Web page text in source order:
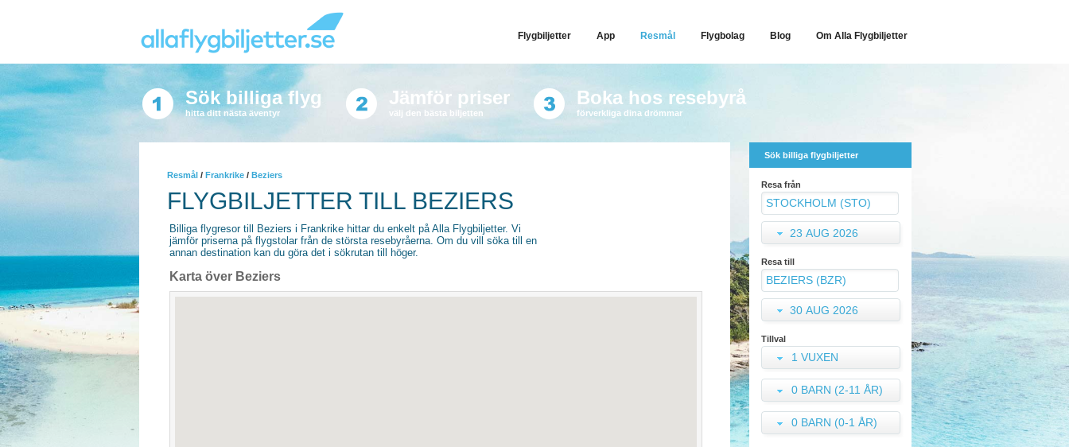
Flygbiljetter App Resmål Flygbolag Blog Om Alla Flygbiljetter
Sök billiga flyg
hitta ditt nästa äventyr
Jämför priser
välj den bästa biljetten
Boka hos resebyrå
förverkliga dina drömmar
Resmål / Frankrike / Beziers
FLYGBILJETTER TILL BEZIERS
Billiga flygresor till Beziers i Frankrike hittar du enkelt på Alla Flygbiljetter. Vi
jämför priserna på flygstolar från de största resebyråerna. Om du vill söka till en
annan destination kan du göra det i sökrutan till höger.
Karta över Beziers
Sök billiga flygbiljetter
Resa från
23 AUG 2026
Resa till
30 AUG 2026
Tillval
1 VUXEN
0 BARN (2-11 ÅR)
0 BARN (0-1 ÅR)